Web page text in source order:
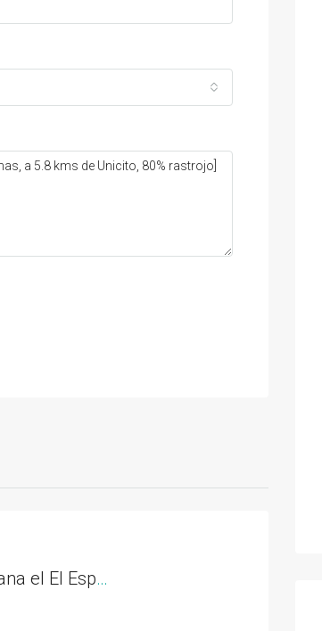
Lote Frente al Interamericana el El Espave de 3300M2 en Chame